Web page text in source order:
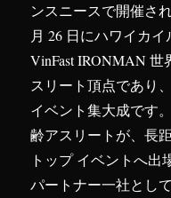
ンスニースで開催さ
月 26 日にハワイカイ
VinFast IRONMAN
スリート頂点であり
イベント集大成です
齢アスリートが、長
トップ イベントへ
パートナー一社として